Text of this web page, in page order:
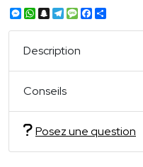
Messenger
WhatsApp
Snapchat
Telegram
Message
Facebook
Description
Conseils
Posez une question